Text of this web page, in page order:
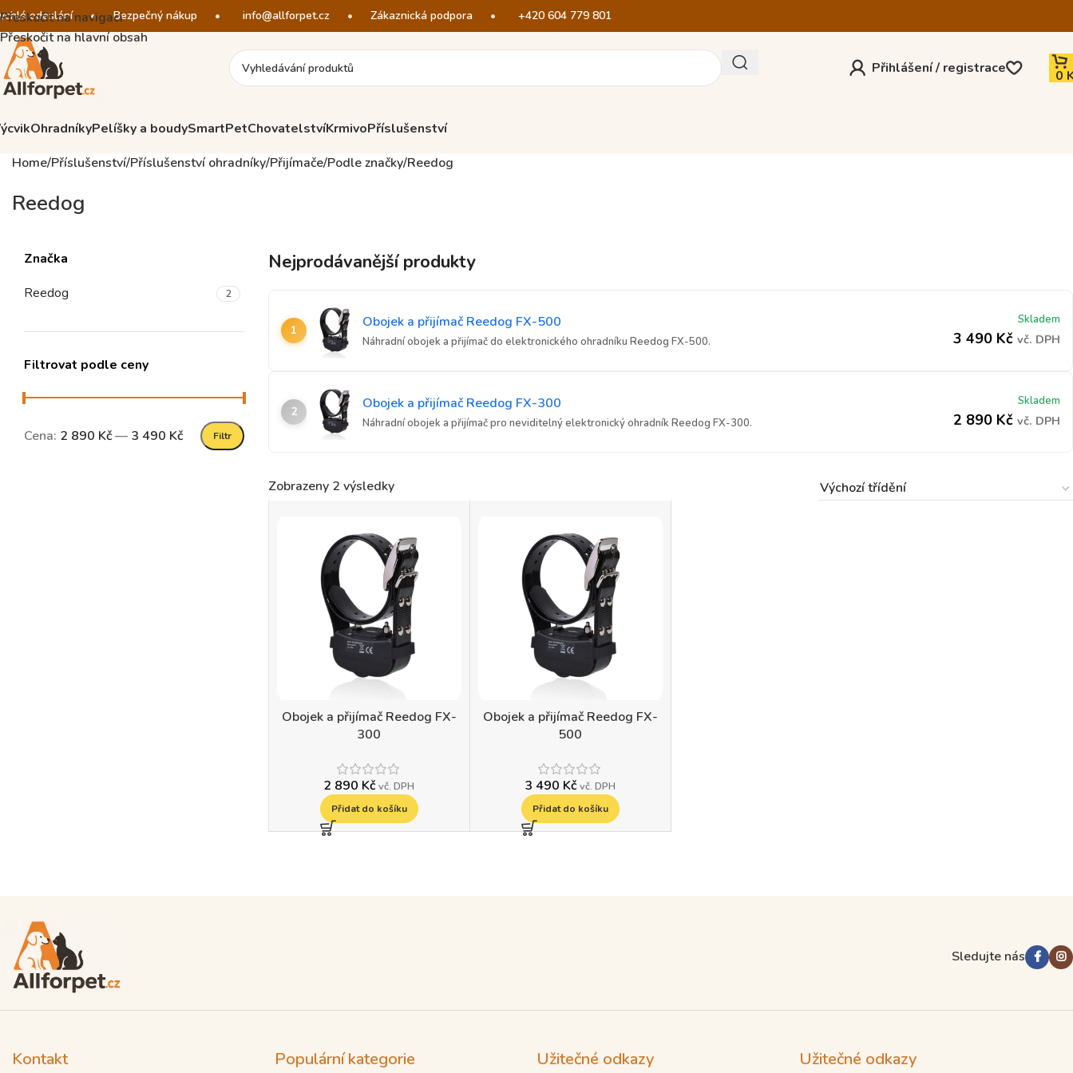
Přeskočit na navigaci
Přeskočit na hlavní obsah
odeslání • Bezpečný nákup • info@allforpet.cz • Zákaznická podpora • +420 604 779 801
Přihlášení / registrace 0
OhradníkyPelíšky a boudySmartPetChovatelstvíKrmivoPříslušenství
Home Příslušenství Příslušenství ohradníky Přijímače Podle značky Reedog
Reedog
Značka
Reedog
2
Filtrovat podle ceny
Filtr
Cena: 2 890 Kč— 3 490 Kč
Nejprodávanější produkty
1 Obojek a přijímač Reedog FX-500
Náhradní obojek a přijímač do elektronického ohradníku Reedog FX-500.
Skladem
3 490 Kč vč. DPH
2 Obojek a přijímač Reedog FX-300
Náhradní obojek a přijímač pro neviditelný elektronický ohradník Reedog FX-300.
Skladem
2 890 Kč vč. DPH
Zobrazeny 2 výsledky
Obojek a přijímač Reedog FX-
300
2 890 Kč vč. DPH
Přidat do košíku
Obojek a přijímač Reedog FX-
500
3 490 Kč vč. DPH
Přidat do košíku
Sledujte nás
Kontakt Populární kategorie Užitečné odkazy Užitečné odkazy